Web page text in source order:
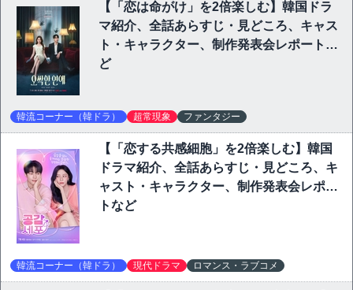
【「恋は命がけ」を2倍楽しむ】韓国ドラ
マ紹介、全話あらすじ・見どころ、キャス
ト・キャラクター、制作発表会レポートな
ど
韓流コーナー（韓ドラ） 超常現象 ファンタジー
【「恋する共感細胞」を2倍楽しむ】韓国
ドラマ紹介、全話あらすじ・見どころ、キ
ャスト・キャラクター、制作発表会レポー
トなど
韓流コーナー（韓ドラ） 現代ドラマ ロマンス・ラブコメ